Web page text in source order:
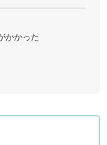
かかった